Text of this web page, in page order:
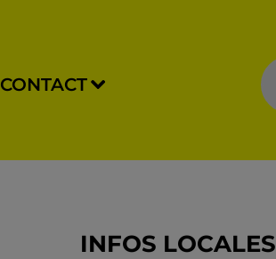
CONTACT
INFOS LOCALES